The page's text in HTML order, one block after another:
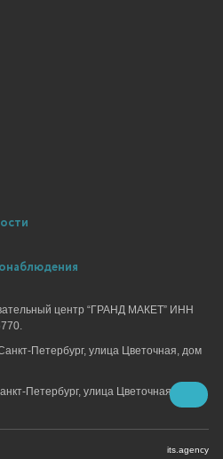
центр “ГРАНД МАКЕТ” ИНН
Петербург, улица Цветочная, дом
Петербург, улица Цветочная, дом
its.agency